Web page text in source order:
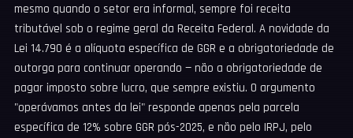
mesmo quando o setor era informal, sempre foi receita
tributável sob o regime geral da Receita Federal. A novidade da
Lei 14.790 é a alíquota específica de GGR e a obrigatoriedade de
outorga para continuar operando — não a obrigatoriedade de
pagar imposto sobre lucro, que sempre existiu. O argumento
"operávamos antes da lei" responde apenas pela parcela
específica de 12% sobre GGR pós-2025, e não pelo IRPJ, pelo